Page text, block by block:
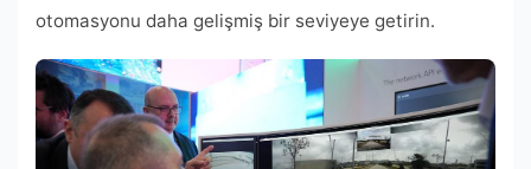
otomasyonu daha gelişmiş bir seviyeye getirin.